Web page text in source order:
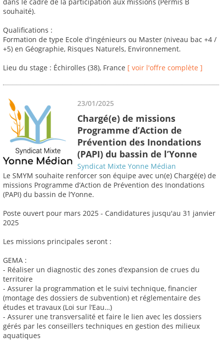
souhaité).
Qualifications :
Formation de type Ecole d'ingénieurs ou Master (niveau bac +4 /
+5) en Géographie, Risques Naturels, Environnement.
Lieu du stage : Échirolles (38), France [ voir l'offre complète ]
23/01/2025
Chargé(e) de missions
Programme d’Action de
Prévention des Inondations
(PAPI) du bassin de l’Yonne
Syndicat Mixte Yonne Médian
Le SMYM souhaite renforcer son équipe avec un(e) Chargé(e) de
missions Programme d’Action de Prévention des Inondations
(PAPI) du bassin de l’Yonne.
Poste ouvert pour mars 2025 - Candidatures jusqu'au 31 janvier
2025
Les missions principales seront :
GEMA :
- Réaliser un diagnostic des zones d’expansion de crues du
territoire
- Assurer la programmation et le suivi technique, financier
(montage des dossiers de subvention) et réglementaire des
études et travaux (Loi sur l’Eau…)
- Assurer une transversalité et faire le lien avec les dossiers
gérés par les conseillers techniques en gestion des milieux
aquatiques